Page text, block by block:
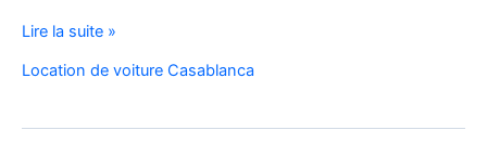
Location
voitures
Benz
Lire la suite »
Location de voiture Casablanca